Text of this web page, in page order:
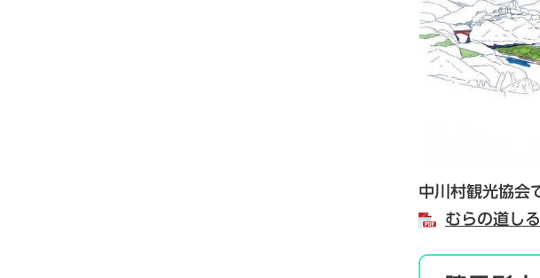
中川村観光協会
むらの道し